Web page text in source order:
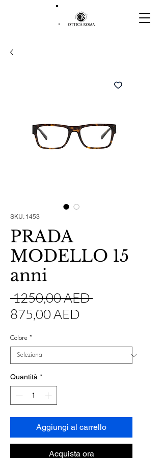
SKU: 1453
PRADA
MODELLO 15
anni
1250,00 AED Prezzo
875,00 AED
Colore *
Quantità *
Aggiungi al carrello
Acquista ora